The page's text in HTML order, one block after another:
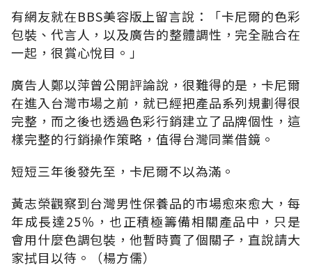
有網友就在BBS美容版上留言說：「卡尼爾的色彩
包裝、代言人，以及廣告的整體調性，完全融合在
一起，很賞心悅目。」
廣告人鄭以萍曾公開評論說，很難得的是，卡尼爾
在進入台灣市場之前，就已經把產品系列規劃得很
完整，而之後也透過色彩行銷建立了品牌個性，這
樣完整的行銷操作策略，值得台灣同業借鏡。
短短三年後發先至，卡尼爾不以為滿。
黃志榮觀察到台灣男性保養品的市場愈來愈大，每
年成長達25％，也正積極籌備相關產品中，只是
會用什麼色調包裝，他暫時賣了個關子，直說請大
家拭目以待。（楊方儒）